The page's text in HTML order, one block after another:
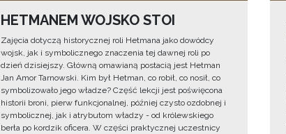
HETMANEM WOJSKO STOI
Zajęcia dotyczą historycznej roli Hetmana jako dowódcy
wojsk, jak i symbolicznego znaczenia tej dawnej roli po
dzień dzisiejszy. Główną omawianą postacią jest Hetman
Jan Amor Tarnowski. Kim był Hetman, co robił, co nosił, co
symbolizowało jego władze? Część lekcji jest poświęcona
historii broni, pierw funkcjonalnej, później czysto ozdobnej i
symbolicznej, jak i atrybutom władzy - od królewskiego
berła po kordzik oficera. W części praktycznej uczestnicy